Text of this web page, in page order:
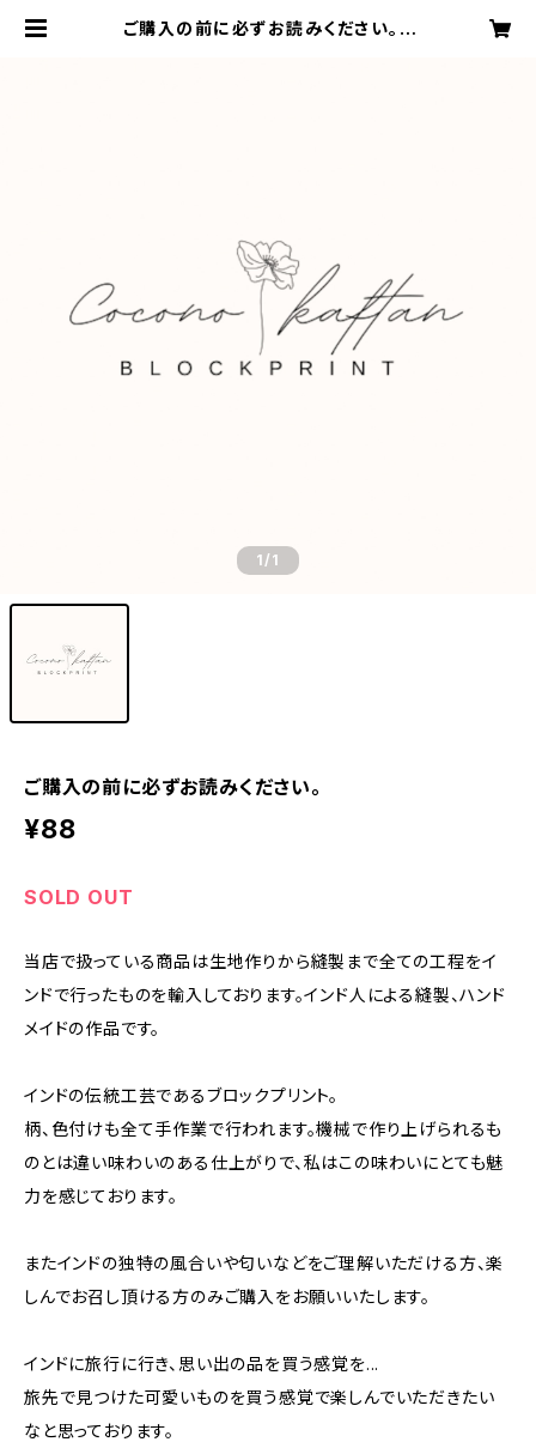
ご購入の前に必ずお読みください。 |
1/1
ご購入の前に必ずお読みください。
¥88
SOLD OUT
当店で扱っている商品は生地作りから縫製まで全ての工程をイ
ンドで行ったものを輸入しております。インド人による縫製、ハンド
メイドの作品です。
インドの伝統工芸であるブロックプリント。
柄、色付けも全て手作業で行われます。機械で作り上げられるも
のとは違い味わいのある仕上がりで、私はこの味わいにとても魅
力を感じております。
またインドの独特の風合いや匂いなどをご理解いただける方、楽
しんでお召し頂ける方のみご購入をお願いいたします。
インドに旅行に行き、思い出の品を買う感覚を...
旅先で見つけた可愛いものを買う感覚で楽しんでいただきたい
なと思っております。